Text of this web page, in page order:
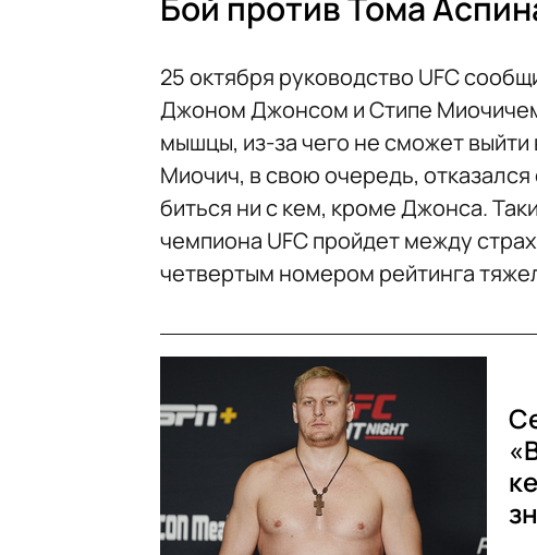
25 октября руководство UFC
Джоном Джонсом и Стипе
мышцы, из-за чего не сможет выйти
Миочич, в свою очередь,
биться ни с кем, кроме Джонса.
чемпиона UFC пройдет между
четвертым номером рейтинга